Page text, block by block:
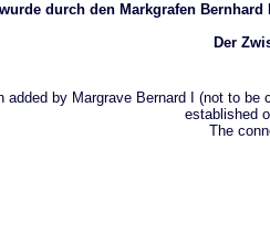
durch den Markgrafen
Der
added by Margrave Bernard I (not to
established
The